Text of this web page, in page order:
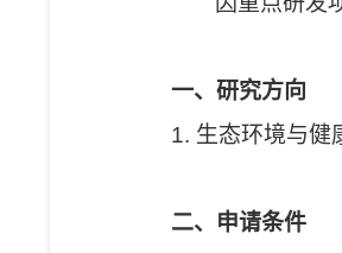
一、研究方向
1. 生态环境与健
二、申请条件